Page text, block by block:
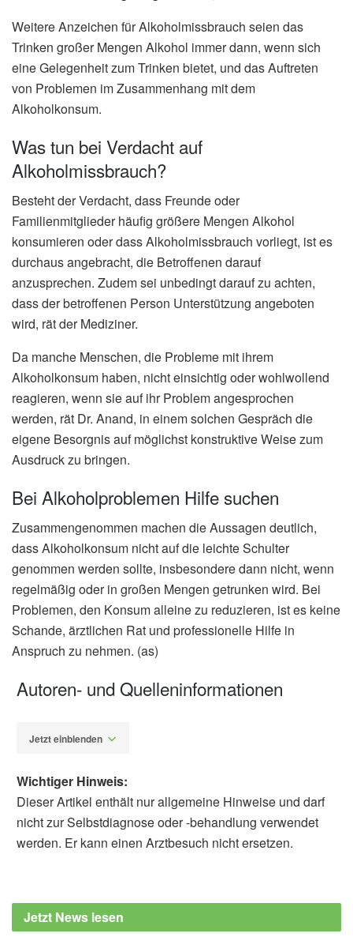
Weitere Anzeichen für Alkoholmissbrauch seien das
Trinken großer Mengen Alkohol immer dann, wenn sich
eine Gelegenheit zum Trinken bietet, und das Auftreten
von Problemen im Zusammenhang mit dem
Alkoholkonsum.
Was tun bei Verdacht auf
Alkoholmissbrauch?
Besteht der Verdacht, dass Freunde oder
Familienmitglieder häufig größere Mengen Alkohol
konsumieren oder dass Alkoholmissbrauch vorliegt, ist es
durchaus angebracht, die Betroffenen darauf
anzusprechen. Zudem sei unbedingt darauf zu achten,
dass der betroffenen Person Unterstützung angeboten
wird, rät der Mediziner.
Da manche Menschen, die Probleme mit ihrem
Alkoholkonsum haben, nicht einsichtig oder wohlwollend
reagieren, wenn sie auf ihr Problem angesprochen
werden, rät Dr. Anand, in einem solchen Gespräch die
eigene Besorgnis auf möglichst konstruktive Weise zum
Ausdruck zu bringen.
Bei Alkoholproblemen Hilfe suchen
Zusammengenommen machen die Aussagen deutlich,
dass Alkoholkonsum nicht auf die leichte Schulter
genommen werden sollte, insbesondere dann nicht, wenn
regelmäßig oder in großen Mengen getrunken wird. Bei
Problemen, den Konsum alleine zu reduzieren, ist es keine
Schande, ärztlichen Rat und professionelle Hilfe in
Anspruch zu nehmen. (as)
Autoren- und Quelleninformationen
Jetzt einblenden
Alcohol Intake (veröffentlicht 22.04.2024),
Cleveland Clinic
Wichtiger Hinweis:
Dieser Artikel enthält nur allgemeine Hinweise und darf
nicht zur Selbstdiagnose oder -behandlung verwendet
werden. Er kann einen Arztbesuch nicht ersetzen.
Jetzt News lesen